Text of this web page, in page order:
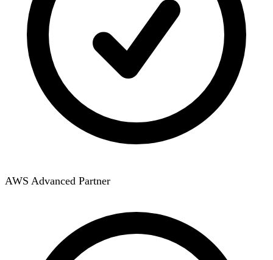
AWS Advanced Partner